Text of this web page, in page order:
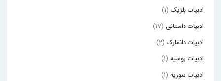
ادبیات بلژیک (1)
ادبیات داستانی (17)
ادبیات دانمارک (2)
ادبیات روسیه (1)
ادبیات سوریه (1)